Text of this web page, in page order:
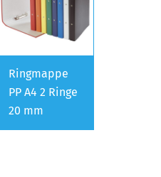
Ringmappe
PP A4 2 Ringe
20 mm